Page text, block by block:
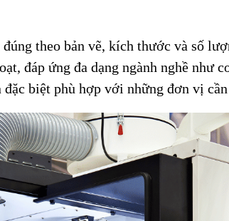
theo bản vẽ, kích thước và số
đáp ứng đa dạng ngành nghề như
biệt phù hợp với những đơn vị